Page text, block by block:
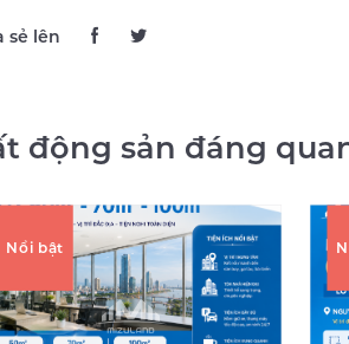
sẻ lên
động sản đáng
Nổi bật